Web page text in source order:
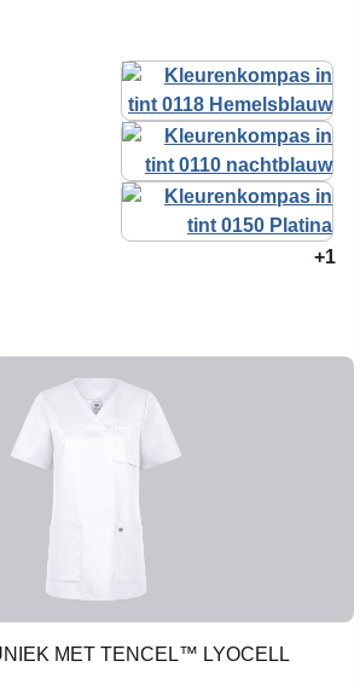
+1
MET TENCEL™ LYOCELL